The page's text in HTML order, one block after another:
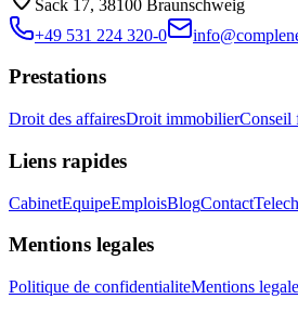
Sack 17, 38100 Braunschweig
+49 531 224 320-0
Prestations
Droit des affairesDroit immobilierConseil
Liens rapides
CabinetEquipeEmploisBlogContact
Mentions legales
Politique de confidentialiteMentions